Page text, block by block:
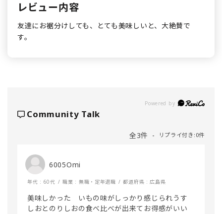
レビュー内容
友達にお裾分けしても、とても美味しいと、大絶賛で
す。
Powered by
Community Talk
全3件 リプライ付き:0件
6005Omi
年代 : 60代 職業 : 無職・定年退職 都道府県 : 広島県
美味しかった　いもの味がしっかり感じられうす
しおとのりしおの食べ比べが出来てお得感がいい